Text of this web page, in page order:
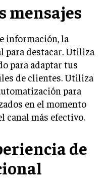
AMBIENTE
TECNOLÓGICA
Y BUSINESS
SUCESIÓN
mensajes
información, la
para destacar. Utiliza
para adaptar tus
de clientes. Utiliza
para
en el momento
canal más efectivo.
de